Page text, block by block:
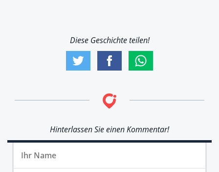
Diese Geschichte teilen!
Hinterlassen Sie einen Kommentar!